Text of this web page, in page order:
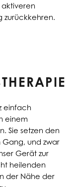
zurückkehren.
einfach
einem
Sie setzen den
Gang, und zwar
Gerät zur
heilenden
der Nähe der